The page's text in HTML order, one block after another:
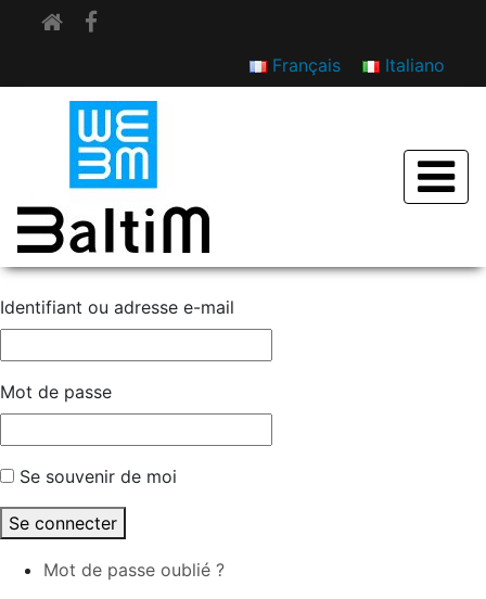
Français Italiano
SE DÉCONNECTER
Identifiant ou adresse e-mail
Mot de passe
Se souvenir de moi
Se connecter
Mot de passe oublié ?